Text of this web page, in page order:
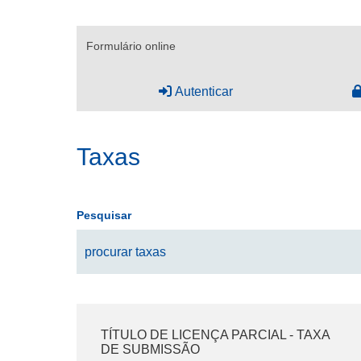
Formulário online
Autenticar
Taxas
Pesquisar
TÍTULO DE LICENÇA PARCIAL - TAXA
DE SUBMISSÃO